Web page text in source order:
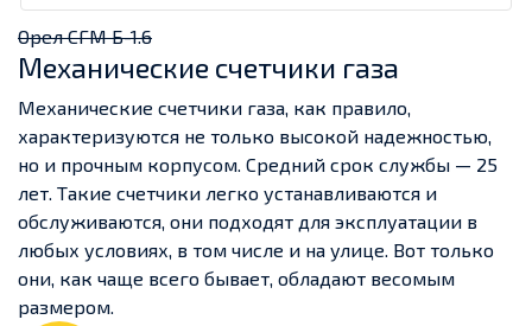
Орел СГМ Б-1.6
Механические счетчики газа
Механические счетчики газа, как правило,
характеризуются не только высокой надежностью,
но и прочным корпусом. Средний срок службы — 25
лет. Такие счетчики легко устанавливаются и
обслуживаются, они подходят для эксплуатации в
любых условиях, в том числе и на улице. Вот только
они, как чаще всего бывает, обладают весомым
размером.